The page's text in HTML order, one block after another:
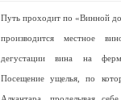
Путь проходит по «Винной
производится местное
дегустации вина на
Посещение ущелья, по